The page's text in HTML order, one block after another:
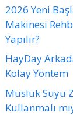
2026 Yeni
Makinesi
Yapılır?
HayDay
Kolay Yöntem
Musluk Suyu
Kullanmalı